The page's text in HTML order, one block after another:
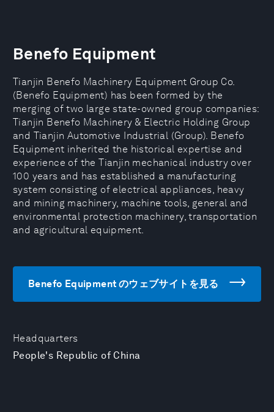
Headquarters
People's Republic of China
Benefo Equipment
Tianjin Benefo Machinery Equipment Group Co.
(Benefo Equipment) has been formed by the
merging of two large state-owned group companies:
Tianjin Benefo Machinery & Electric Holding Group
and Tianjin Automotive Industrial (Group). Benefo
Equipment inherited the historical expertise and
experience of the Tianjin mechanical industry over
100 years and has established a manufacturing
system consisting of electrical appliances, heavy
and mining machinery, machine tools, general and
environmental protection machinery, transportation
and agricultural equipment.
Benefo Equipment のウェブサイトを見る